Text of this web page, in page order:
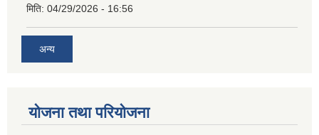
मिति: 04/29/2026 - 16:56
अन्य
योजना तथा परियोजना